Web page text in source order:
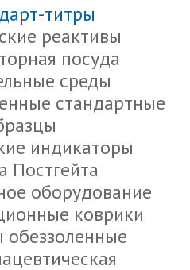
титры
реактивы
посуда
среды
стандартные
индикаторы
Постгейта
оборудование
коврики